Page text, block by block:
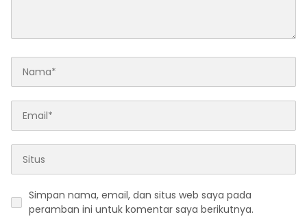
Simpan nama, email, dan situs web saya pada
peramban ini untuk komentar saya berikutnya.